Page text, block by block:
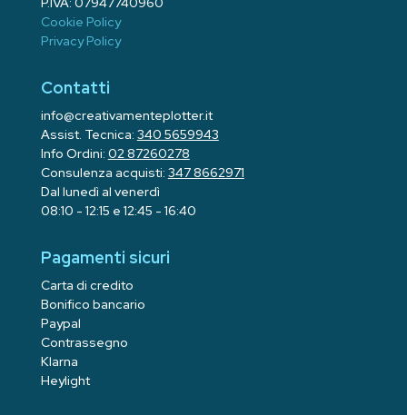
Cookie Policy
Privacy Policy
Contatti
info@creativamenteplotter.it
Assist. Tecnica: 340 5659943
Info Ordini: 02 87260278
Consulenza acquisti: 347 8662971
Dal lunedì al venerdì
08:10 - 12:15 e 12:45 - 16:40
Pagamenti sicuri
Carta di credito
Bonifico bancario
Paypal
Contrassegno
Klarna
Heylight